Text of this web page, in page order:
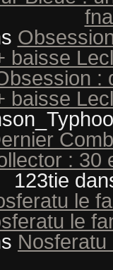
baisse
:
baisse
: 30
123tie
le
le